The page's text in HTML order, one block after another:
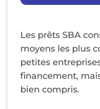
Les prêts SBA
moyens les plus
petites
financement,
bien compris.